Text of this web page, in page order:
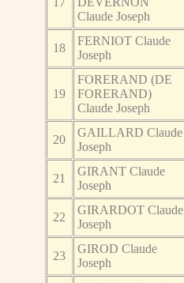
Claude Joseph
18
FERNIOT Claude
Joseph
19
FORERAND (DE
FORERAND)
Claude Joseph
20
GAILLARD Claude
Joseph
21
GIRANT Claude
Joseph
22
GIRARDOT Claude
Joseph
23
GIROD Claude
Joseph